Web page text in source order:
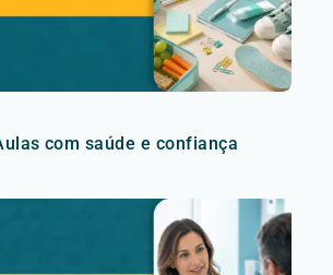
com saúde e confiança